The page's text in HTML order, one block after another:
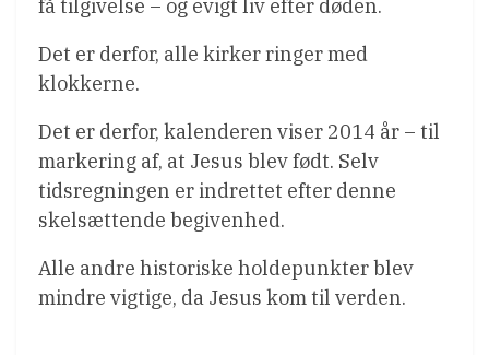
få tilgivelse – og evigt liv efter døden.
Det er derfor, alle kirker ringer med
klokkerne.
Det er derfor, kalenderen viser 2014 år – til
markering af, at Jesus blev født. Selv
tidsregningen er indrettet efter denne
skelsættende begivenhed.
Alle andre historiske holdepunkter blev
mindre vigtige, da Jesus kom til verden.